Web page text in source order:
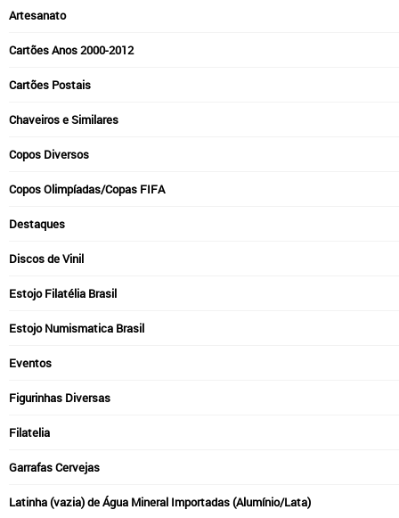
Artesanato
Cartões Anos 2000-2012
Cartões Postais
Chaveiros e Similares
Copos Diversos
Copos Olimpíadas/Copas FIFA
Destaques
Discos de Vinil
Estojo Filatélia Brasil
Estojo Numismatica Brasil
Eventos
Figurinhas Diversas
Filatelia
Garrafas Cervejas
Latinha (vazia) de Água Mineral Importadas (Alumínio/Lata)